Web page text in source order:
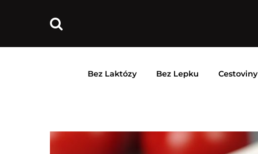
Bez Laktózy Bez Lepku Cestoviny